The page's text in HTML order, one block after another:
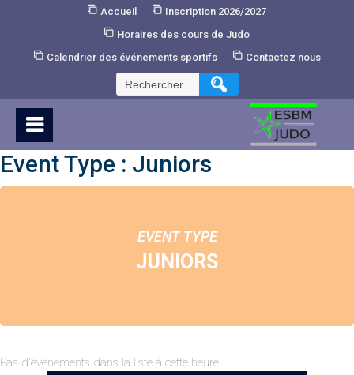
Accueil
Inscription 2026/2027
Horaires des cours de Judo
Calendrier des événements sportifs
Contactez nous
Rechercher :
Event Type : Juniors
EVENT TYPE
JUNIORS
Pas d'événements dans la liste à cette heure